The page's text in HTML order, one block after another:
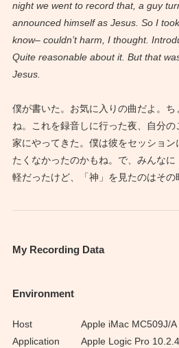
night we went to record that, a guy
announced himself as Jesus. So I
know– couldn’t harm, I thought.
Quite reasonable about it. But that
Jesus.
僕が書いた。お気に入りの曲だよ。
ね。これを録音しに行った夜、自分
家にやってきた。僕は彼をセッショ
たくなかったのかもね。で、みんな
軽だったけど、「神」を見たのはその
My Recording Data
Environment
Host
Apple iMac MC509J/A
Application
Apple Logic Pro 10.2.4